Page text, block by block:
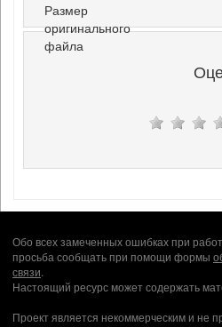
Размер
оригинального
файла
Обо всех замеченных ошибках при
просьба сообщать при помощи формы
связи.
Настоящий ресурс может содержать
Проект является некоммерческим и не